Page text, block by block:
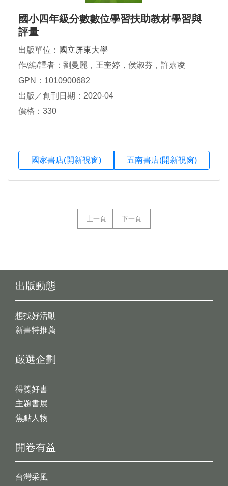
國小四年級分數數位學習扶助教材學習與
評量
出版單位： 國立屏東大學
作/編/譯者：劉曼麗，王奎婷，侯淑芬，許嘉凌
GPN：1010900682
出版／創刊日期：2020-04
價格：330
國家書店(開新視窗) 五南書店(開新視窗)
上一頁 下一頁
出版動態
想找好活動
新書特推薦
開卷有益
台灣采風
嚴選企劃
得獎好書
主題書展
焦點人物